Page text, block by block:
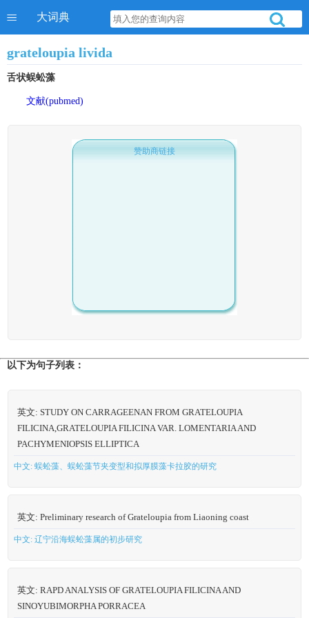
大词典
grateloupia livida
舌状蜈蚣藻
文献(pubmed)
赞助商链接
以下为句子列表：
英文: STUDY ON CARRAGEENAN FROM GRATELOUPIA
FILICINA,GRATELOUPIA FILICINA VAR. LOMENTARIA AND
PACHYMENIOPSIS ELLIPTICA
中文: 蜈蚣藻、蜈蚣藻节夹变型和拟厚膜藻卡拉胶的研究
英文: Preliminary research of Grateloupia from Liaoning coast
中文: 辽宁沿海蜈蚣藻属的初步研究
英文: RAPD ANALYSIS OF GRATELOUPIA FILICINA AND
SINOYUBIMORPHA PORRACEA